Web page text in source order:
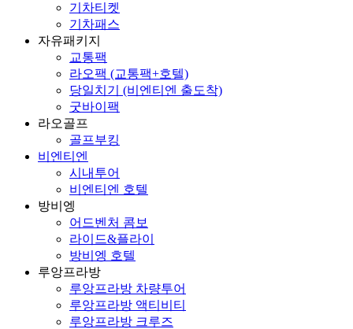
기차티켓
기차패스
자유패키지
교통팩
라오팩 (교통팩+호텔)
당일치기 (비엔티엔 출도착)
굿바이팩
라오골프
골프부킹
비엔티엔
시내투어
비엔티엔 호텔
방비엥
어드벤처 콤보
라이드&플라이
방비엥 호텔
루앙프라방
루앙프라방 차량투어
루앙프라방 액티비티
루앙프라방 크루즈